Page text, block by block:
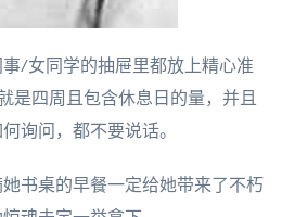
/女同学的抽屉里都放上精心准
是四周且包含休息日的量，并且
询问，都不要说话。
书桌的早餐一定给她带来了不朽